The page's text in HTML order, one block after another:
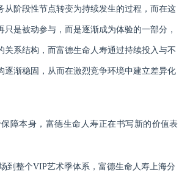
从阶段性节点转变为持续发生的过程，而在这
只是被动参与，而是逐渐成为体验的一部分，
关系结构，而富德生命人寿通过持续投入与不
逐渐稳固，从而在激烈竞争环境中建立差异化
障本身，富德生命人寿正在书写新的价值表
到整个VIP艺术季体系，富德生命人寿上海分